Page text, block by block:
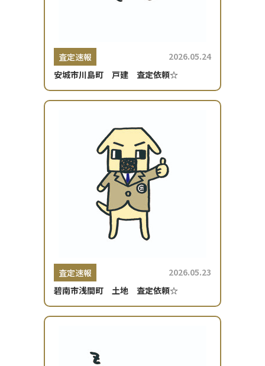
査定速報
2026.05.24
安城市川島町 戸建 査定依頼☆
査定速報
2026.05.23
碧南市浅間町 土地 査定依頼☆